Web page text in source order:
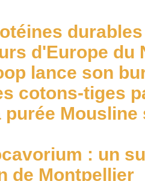
d'Europe du
lance son
cotons-tiges
purée
: un
de Montpellier